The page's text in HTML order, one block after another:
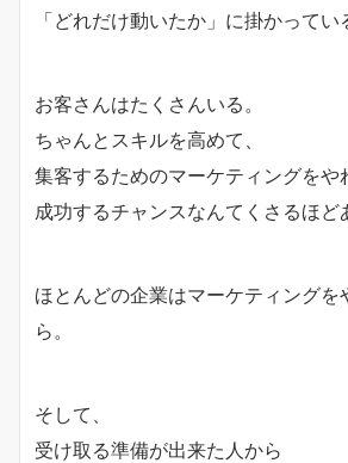
「どれだけ動いたか」に掛かってい
お客さんはたくさんいる。
ちゃんとスキルを高めて、
集客するためのマーケティングをや
成功するチャンスなんてくさるほど
ほとんどの企業はマーケティングを
ら。
そして、
受け取る準備が出来た人から